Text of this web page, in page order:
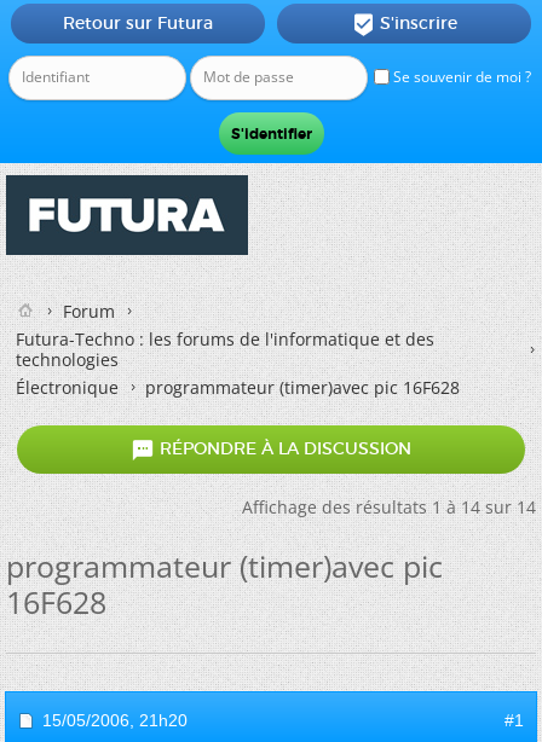
Se souvenir de moi ?
Retour sur Futura  S'inscrire
Forum
Futura-Techno : les forums de l'informatique et des
technologies
Électronique
programmateur (timer)avec pic 16F628
 RÉPONDRE À LA DISCUSSION
Affichage des résultats 1 à 14 sur 14
programmateur (timer)avec pic
16F628
15/05/2006, 21h20 #1